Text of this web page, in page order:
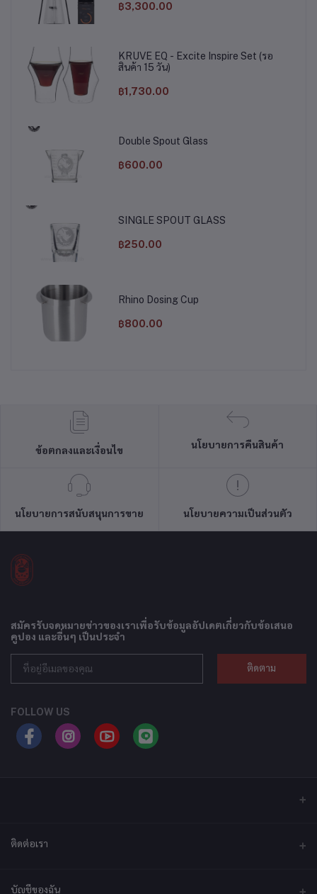
฿3,300.00
KRUVE EQ - Excite Inspire Set (รอ
สินค้า 15 วัน)
฿1,730.00
Double Spout Glass
฿600.00
SINGLE SPOUT GLASS
฿250.00
Rhino Dosing Cup
฿800.00
ข้อตกลงและเงื่อนไข
นโยบายการคืนสินค้า
นโยบายการสนับสนุนการขาย นโยบายความเป็นส่วนตัว
สมัครรับจดหมายข่าวของเราเพื่อรับข้อมูลอัปเดตเกี่ยวกับข้อเสนอ
คูปอง และอื่นๆ เป็นประจำ
ติดตาม
FOLLOW US
ติดต่อเรา
ที่อยู่
บัญชีของฉัน